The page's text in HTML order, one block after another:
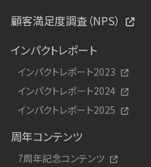
顧客満足度調査（NPS）
インパクトレポート
インパクトレポート2023
インパクトレポート2024
インパクトレポート2025
周年コンテンツ
7周年記念コンテンツ